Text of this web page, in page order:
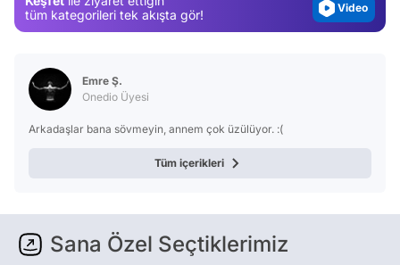
tüm kategorileri tek akışta gör!
Video
Test
Emre Ş.
Onedio Üyesi
Arkadaşlar bana sövmeyin, annem çok üzülüyor. :(
Tüm içerikleri
Sana Özel Seçtiklerimiz